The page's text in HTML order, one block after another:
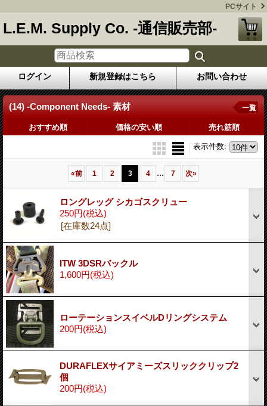
PCサイト
L.E.M. Supply Co. -通信販売部-
ログイン 新規登録はこちら お問い合わせ
(14) -Component Needs- 素材 一覧
おすすめ順 価格の安い順 売れ筋順
表示件数:
«前 1 2 3 4 ... 7 次»
ロングレッグ シカゴスクリュー
250円(税込)
[在庫数24点]
ITW 3DSRバックル
1,600円(税込)
ローテーションスイベルDリングシステム
200円(税込)
DURAFLEXサイアミーズスリッククリップ2
個
200円(税込)